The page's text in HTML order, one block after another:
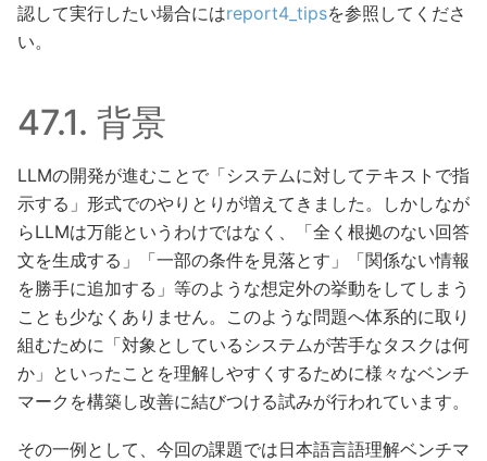
認して実行したい場合にはreport4_tipsを参照してくださ
い。
47.1. 背景
LLMの開発が進むことで「システムに対してテキストで指
示する」形式でのやりとりが増えてきました。しかしなが
らLLMは万能というわけではなく、「全く根拠のない回答
文を生成する」「一部の条件を見落とす」「関係ない情報
を勝手に追加する」等のような想定外の挙動をしてしまう
ことも少なくありません。このような問題へ体系的に取り
組むために「対象としているシステムが苦手なタスクは何
か」といったことを理解しやすくするために様々なベンチ
マークを構築し改善に結びつける試みが行われています。
その一例として、今回の課題では日本語言語理解ベンチマ